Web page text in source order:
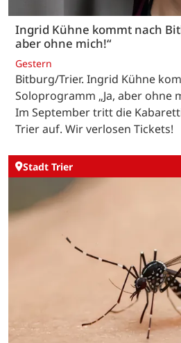
Ingrid Kühne kommt nach
aber ohne mich!“
Gestern
Bitburg/Trier. Ingrid Kühne
Soloprogramm „Ja, aber ohne
Im September tritt die
Trier auf. Wir verlosen Tickets!
Stadt Trier